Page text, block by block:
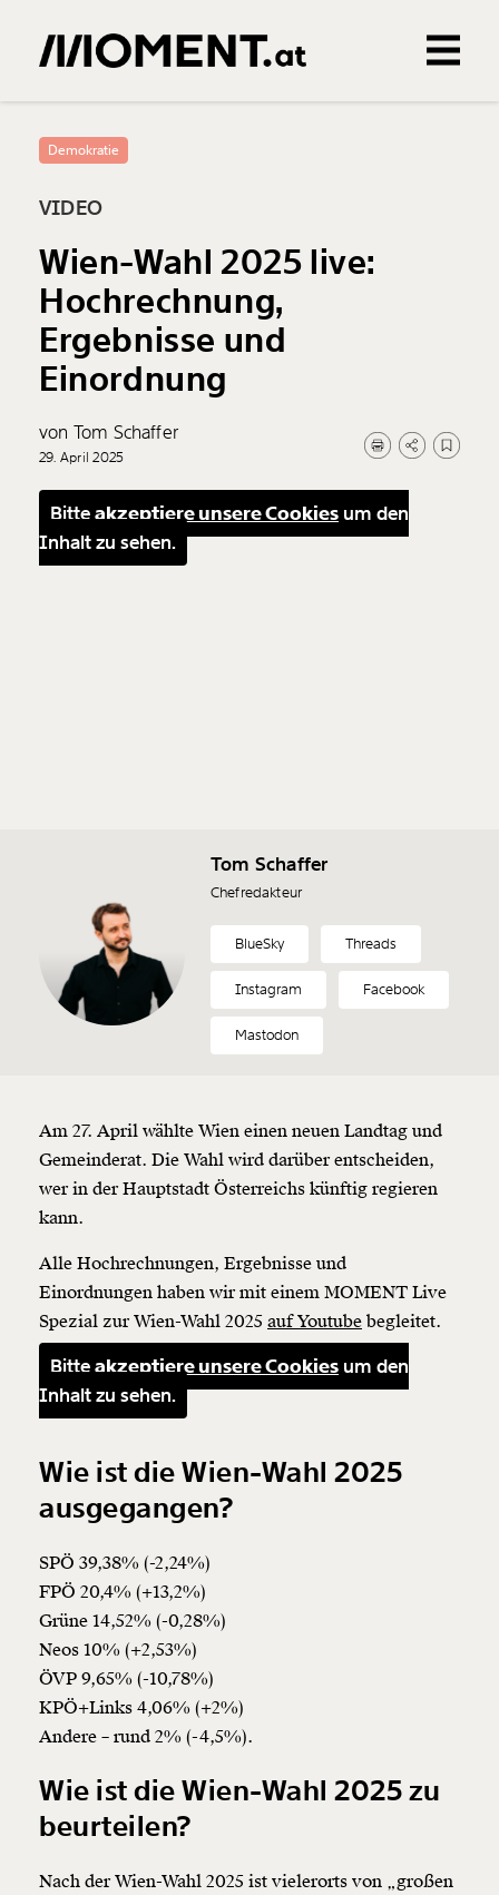
0Treffer
Demokratie
VIDEO
Wien-Wahl 2025 live:
Hochrechnung,
Ergebnisse und
Einordnung
von Tom Schaffer
29. April 2025
Bitteakzeptiere unsere Cookies um den
Inhalt zu sehen.
Tom Schaffer
Chefredakteur
BlueSky Threads
Instagram Facebook
Mastodon
Am 27. April wählte Wien einen neuen Landtag und
Gemeinderat. Die Wahl wird darüber entscheiden,
wer in der Hauptstadt Österreichs künftig regieren
kann.
Alle Hochrechnungen, Ergebnisse und
Einordnungen haben wir mit einem MOMENT Live
Spezial zur Wien-Wahl 2025 auf Youtube begleitet.
Bitteakzeptiere unsere Cookies um den
Inhalt zu sehen.
Wie ist die Wien-Wahl 2025
ausgegangen?
SPÖ 39,38% (-2,24%)
FPÖ 20,4% (+13,2%)
Grüne 14,52% (-0,28%)
Neos 10% (+2,53%)
ÖVP 9,65% (-10,78%)
KPÖ+Links 4,06% (+2%)
Andere – rund 2% (-4,5%).
Wie ist die Wien-Wahl 2025 zu
beurteilen?
Nach der Wien-Wahl 2025 ist vielerorts von „großen